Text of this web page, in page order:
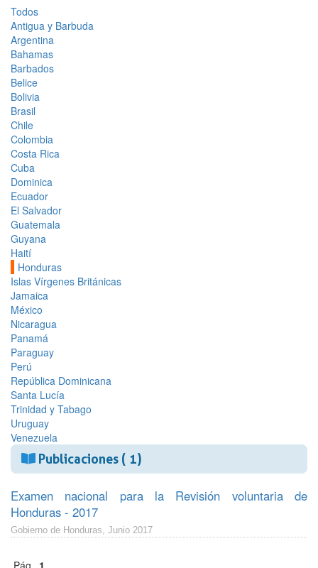
Todos
Antigua y Barbuda
Argentina
Bahamas
Barbados
Belice
Bolivia
Brasil
Chile
Colombia
Costa Rica
Cuba
Dominica
Ecuador
El Salvador
Guatemala
Guyana
Haití
Honduras
Islas Vírgenes Británicas
Jamaica
México
Nicaragua
Panamá
Paraguay
Perú
República Dominicana
Santa Lucía
Trinidad y Tabago
Uruguay
Venezuela
Publicaciones ( 1)
Examen nacional para la Revisión voluntaria de
Honduras - 2017
Gobierno de Honduras, Junio 2017
Pág. 1